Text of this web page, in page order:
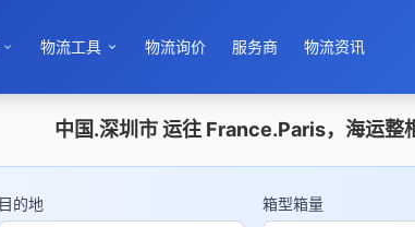
 物流工具  物流询价 服务商 物流资讯
中国.深圳市 运往 France.Paris，海运整
目的地 箱型箱量